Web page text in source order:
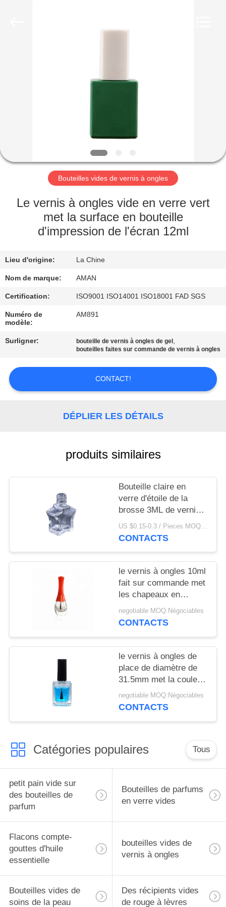
LE
SPECTACLE
PROPOS
NOUS
VISITE
DE
L'USINE
QUALITÉ
CONTACTEZ-
NOUVELLES
DEMANDEZ
DEVIS
PRIVACY
Bouteilles vides de vernis à ongles
Le vernis à ongles vide en verre vert
met la surface en bouteille
d'impression de l'écran 12ml
Lieu d'origine: La Chine
Nom de marque: AMAN
Certification: ISO9001 ISO14001 ISO18001 FAD SGS
Numéro de
modèle:
AM891
Surligner: bouteille de vernis à ongles de gel ,
bouteilles faites sur commande de vernis à ongles
CONTACT!
DÉPLIER LES DÉTAILS
produits similaires
Bouteille claire en
verre d'étoile de la
brosse 3ML de vernis à
ongles
US $0.15-0.3 / Pieces MOQ:1000
CONTACTS
le vernis à ongles 10ml
fait sur commande met
les chapeaux en
bouteille blancs bleus
rouges en plastique
negotiable MOQ:Négociables
CONTACTS
le vernis à ongles de
place de diamètre de
31.5mm met la couleur
en bouteille adaptée
aux besoins du client
negotiable MOQ:Négociables
CONTACTS
Catégories populaires Tous
petit pain vide sur
des bouteilles de
parfum
Bouteilles de parfums
en verre vides
Flacons compte-
gouttes d'huile
essentielle
bouteilles vides de
vernis à ongles
Bouteilles vides de
soins de la peau
Des récipients vides
de rouge à lèvres